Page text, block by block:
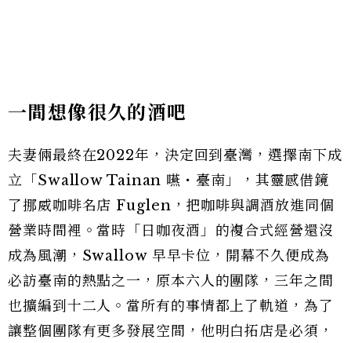
一間想像很久的酒吧
夫妻倆最終在2022年，決定回到臺灣，選擇南下成
立「Swallow Tainan 嚥・臺南」，其靈感借鏡
了挪威咖啡名店 Fuglen，把咖啡與調酒放進同個
營業時間裡。當時「日咖夜酒」的複合式經營還沒
成為風潮，Swallow 早早卡位，開幕不久便成為
必訪臺南的熱點之一，原本六人的團隊，三年之間
也擴編到十二人。當所有的事情都上了軌道，為了
讓整個團隊有更多發展空間，他明白拓店是必須，